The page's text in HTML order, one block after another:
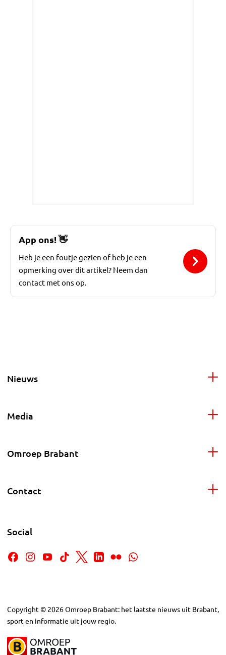
App ons!👋
Heb je een foutje gezien of heb je een
opmerking over dit artikel? Neem dan
contact met ons op.
Nieuws
Media
Omroep Brabant
Contact
Social
Copyright © 2026Omroep Brabant: het laatste nieuws uit Brabant,
sport en informatie uit jouw regio.